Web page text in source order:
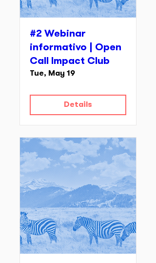
#2 Webinar
informativo | Open
Call Impact Club
Tue, May 19
Details